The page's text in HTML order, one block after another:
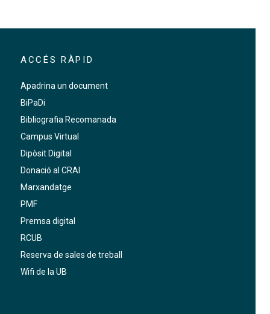
ACCÉS RÀPID
Apadrina un document
BiPaDi
Bibliografia Recomanada
Campus Virtual
Dipòsit Digital
Donació al CRAI
Marxandatge
PMF
Premsa digital
RCUB
Reserva de sales de treball
Wifi de la UB